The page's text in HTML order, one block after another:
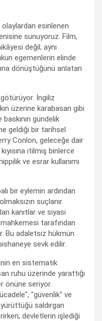
esinlenen
sunuyoruz. Film,
değil; aynı
egemenlerin elinde
dönüştüğünü anlatan
İngiliz
üzerine karabasan gibi
gündelik
geldiği bir tarihsel
Conlon, geleceğe dair
itilmiş binlerce
ve esrar kullanımı
bir eylemin ardından
suçlanır.
kanıtlar ve siyasi
tarafından
Bu adaletsiz hükmün
sevk edilir.
en sistematik
ruhu üzerinde yarattığı
önüne seriyor.
"güvenlik" ve
saldırgan
devletlerin işlediği